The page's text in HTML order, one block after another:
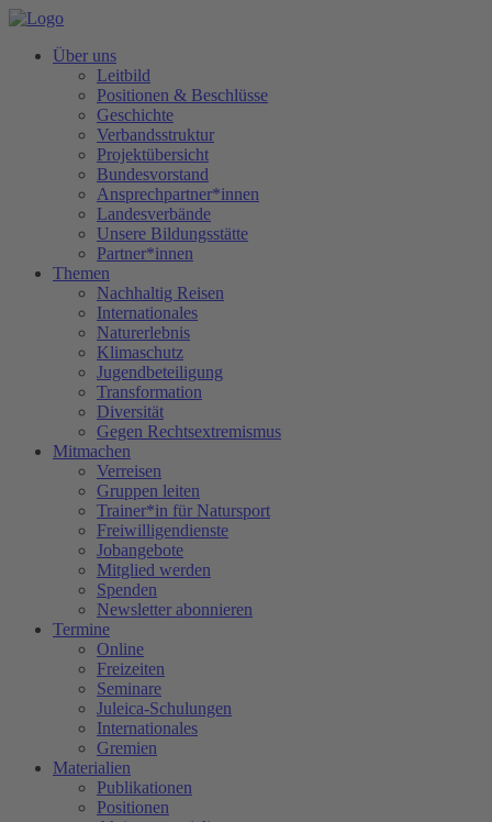
Über uns
Leitbild
Positionen & Beschlüsse
Geschichte
Verbandsstruktur
Projektübersicht
Bundesvorstand
Ansprechpartner*innen
Landesverbände
Unsere Bildungsstätte
Partner*innen
Themen
Nachhaltig Reisen
Internationales
Naturerlebnis
Klimaschutz
Jugendbeteiligung
Transformation
Diversität
Gegen Rechtsextremismus
Mitmachen
Verreisen
Gruppen leiten
Trainer*in für Natursport
Freiwilligendienste
Jobangebote
Mitglied werden
Spenden
Newsletter abonnieren
Termine
Online
Freizeiten
Seminare
Juleica-Schulungen
Internationales
Gremien
Materialien
Publikationen
Positionen